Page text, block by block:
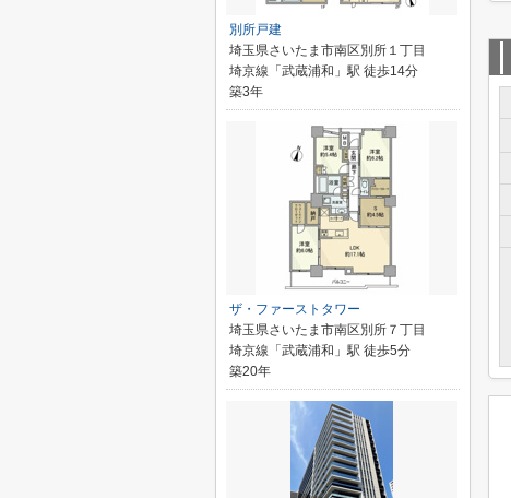
別所戸建
埼玉県さいたま市南区別所１丁目
埼京線「武蔵浦和」駅 徒歩14分
築3年
ザ・ファーストタワー
埼玉県さいたま市南区別所７丁目
埼京線「武蔵浦和」駅 徒歩5分
築20年